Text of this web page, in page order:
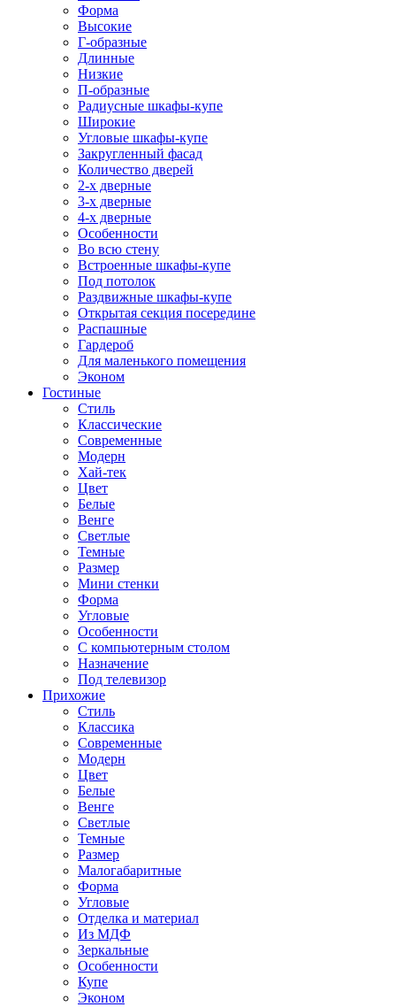
Форма
Высокие
Г-образные
Длинные
Низкие
П-образные
Радиусные шкафы-купе
Широкие
Угловые шкафы-купе
Закругленный фасад
Количество дверей
2-х дверные
3-х дверные
4-х дверные
Особенности
Во всю стену
Встроенные шкафы-купе
Под потолок
Раздвижные шкафы-купе
Открытая секция посередине
Распашные
Гардероб
Для маленького помещения
Эконом
Гостиные
Стиль
Классические
Современные
Модерн
Хай-тек
Цвет
Белые
Венге
Светлые
Темные
Размер
Мини стенки
Форма
Угловые
Особенности
С компьютерным столом
Назначение
Под телевизор
Прихожие
Стиль
Классика
Современные
Модерн
Цвет
Белые
Венге
Светлые
Темные
Размер
Малогабаритные
Форма
Угловые
Отделка и материал
Из МДФ
Зеркальные
Особенности
Купе
Эконом